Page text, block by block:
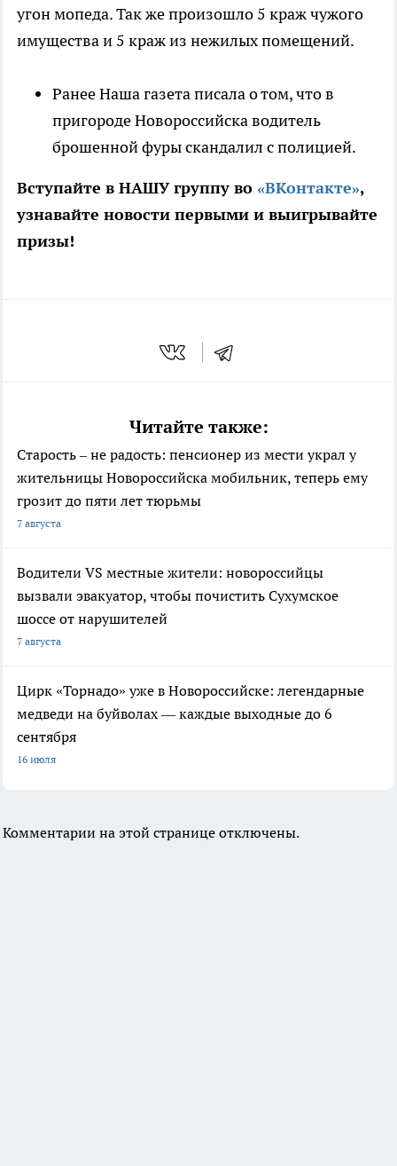
угон мопеда. Так же произошло 5 краж чужого
имущества и 5 краж из нежилых помещений.
Ранее Наша газета писала о том, что в
пригороде Новороссийска водитель
брошенной фуры скандалил с полицией.
Вступайте в НАШУ группу во «ВКонтакте»,
узнавайте новости первыми и выигрывайте
призы!
Читайте также:
Старость – не радость: пенсионер из мести украл у
жительницы Новороссийска мобильник, теперь ему
грозит до пяти лет тюрьмы
7 августа
Водители VS местные жители: новороссийцы
вызвали эвакуатор, чтобы почистить Сухумское
шоссе от нарушителей
7 августа
Цирк «Торнадо» уже в Новороссийске: легендарные
медведи на буйволах — каждые выходные до 6
сентября
16 июля
Комментарии на этой странице отключены.